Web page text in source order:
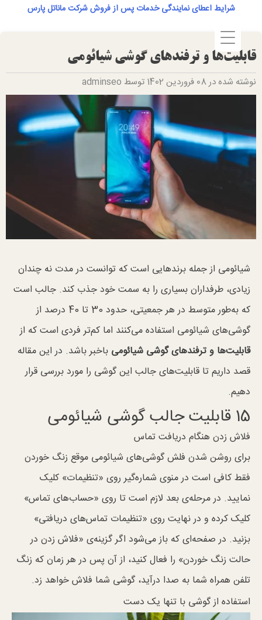
content
شرایط اعطای نمایندگی خدمات پس از فروش شرکت ماناتل پارس
قابلیت‌ها و ترفند‌های گوشی شیائومی
نوشته شده در 08 فروردین 1402 توسط adminseo
شیائومی از جمله برند‌هایی است که توانست در مدت نه چندان
زیادی، طرفداران بسیاری را به سمت خود جذب کند. جالب است
که به‌طور متوسط در هر جمعیتی، حدود 30 تا 40 درصد از
گوشی‌های شیائومی استفاده می‌کنند اما کم‌تر فردی است که از
قابلیت‌ها و ترفند‌های گوشی شیائومی باخبر باشد. در این مقاله
قصد داریم تا قابلیت‌های جالب این گوشی را مورد بررسی قرار
دهیم.
15 قابلیت جالب گوشی شیائومی
فلاش زدن هنگام دریافت تماس
برای روشن شدن فلش گوشی‌های شیائومی موقع زنگ خوردن
فقط کافی است در منو‌ی شماره‌گیر روی «تنظیمات» کلیک
نمایید. در مرحله‌ی بعد لازم است تا روی «حساب‌های تماس»
کلیک کرده و در نهایت روی «تنظیمات تماس‌های دریافتی»
بزنید. در صفحه‌ای که باز می‌شود اگر گزینه‌ی «فلاش زدن در
حالت زنگ خوردن» را فعال کنید، از آن پس در هر زمان که زنگ
تلفن همراه شما به صدا درآید، گوشی شما فلاش خواهد زد.
استفاده از گوشی با تنها یک دست